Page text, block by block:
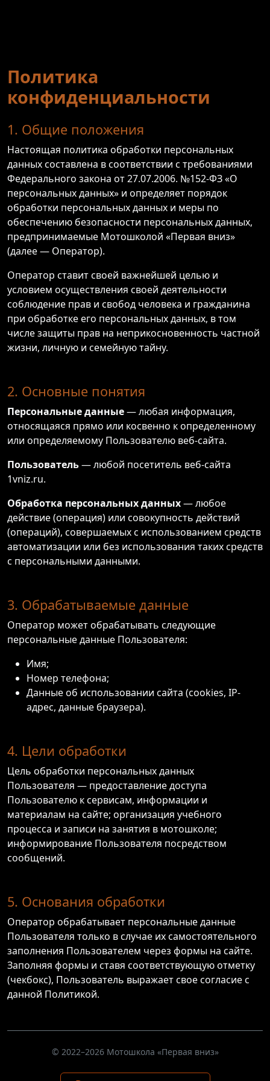
Политика
конфиденциальности
1. Общие положения
Настоящая политика обработки персональных
данных составлена в соответствии с требованиями
Федерального закона от 27.07.2006. №152-ФЗ «О
персональных данных» и определяет порядок
обработки персональных данных и меры по
обеспечению безопасности персональных данных,
предпринимаемые Мотошколой «Первая вниз»
(далее — Оператор).
Оператор ставит своей важнейшей целью и
условием осуществления своей деятельности
соблюдение прав и свобод человека и гражданина
при обработке его персональных данных, в том
числе защиты прав на неприкосновенность частной
жизни, личную и семейную тайну.
2. Основные понятия
Персональные данные— любая информация,
относящаяся прямо или косвенно к определенному
или определяемому Пользователю веб-сайта.
Пользователь— любой посетитель веб-сайта
1vniz.ru.
Обработка персональных данных— любое
действие (операция) или совокупность действий
(операций), совершаемых с использованием средств
автоматизации или без использования таких средств
с персональными данными.
3. Обрабатываемые данные
Оператор может обрабатывать следующие
персональные данные Пользователя:
Имя;
Номер телефона;
Данные об использовании сайта (cookies, IP-
адрес, данные браузера).
4. Цели обработки
Цель обработки персональных данных
Пользователя — предоставление доступа
Пользователю к сервисам, информации и
материалам на сайте; организация учебного
процесса и записи на занятия в мотошколе;
информирование Пользователя посредством
сообщений.
5. Основания обработки
Оператор обрабатывает персональные данные
Пользователя только в случае их самостоятельного
заполнения Пользователем через формы на сайте.
Заполняя формы и ставя соответствующую отметку
(чекбокс), Пользователь выражает свое согласие с
данной Политикой.
© 2022–2026 Мотошкола «Первая вниз»